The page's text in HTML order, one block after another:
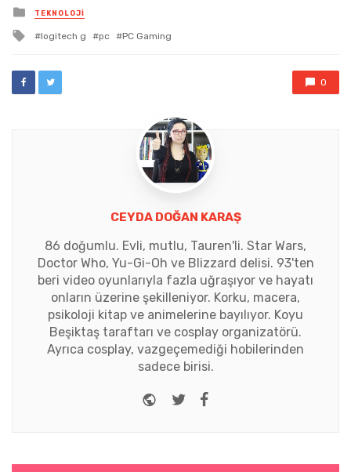
Posted
in
TEKNOLOJI
Tagged
logitech g pc PC Gaming
0
CEYDA DOĞAN KARAŞ
86 doğumlu. Evli, mutlu, Tauren'li. Star Wars,
Doctor Who, Yu-Gi-Oh ve Blizzard delisi. 93'ten
beri video oyunlarıyla fazla uğraşıyor ve hayatı
onların üzerine şekilleniyor. Korku, macera,
psikoloji kitap ve animelerine bayılıyor. Koyu
Beşiktaş taraftarı ve cosplay organizatörü.
Ayrıca cosplay, vazgeçemediği hobilerinden
sadece birisi.
Website
Twitter